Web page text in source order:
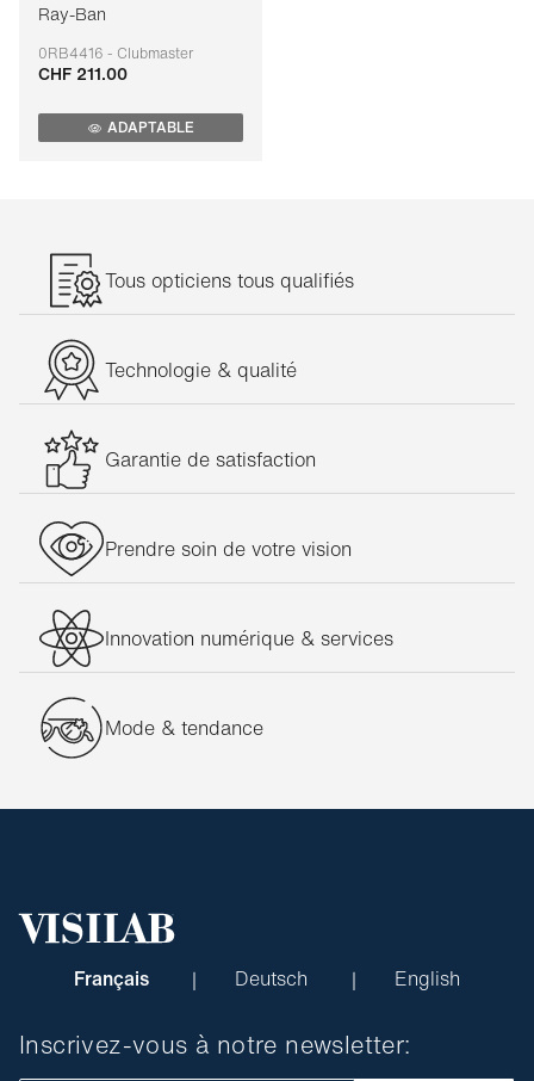
Ray-Ban
0RB4416 - Clubmaster
Adaptable
CHF 211.00
ADAPTABLE
Tous opticiens tous qualifiés
Technologie & qualité
Garantie de satisfaction
Prendre soin de votre vision
Innovation numérique & services
Mode & tendance
Français Deutsch English
Inscrivez-vous à notre newsletter: